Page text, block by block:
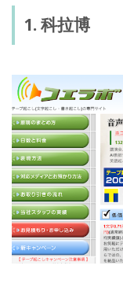
1. 科拉博